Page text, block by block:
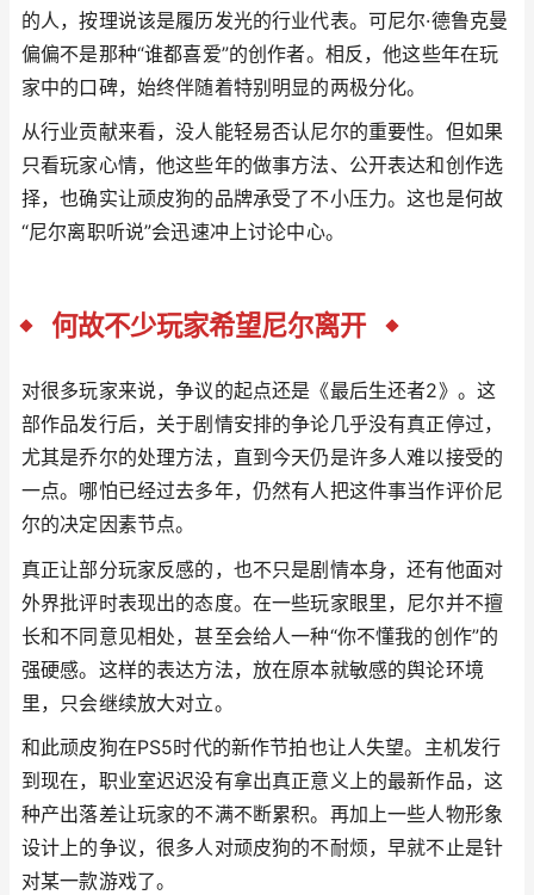
的人，按理说该是履历发光的行业代表。可尼尔·德鲁克曼
偏偏不是那种“谁都喜爱”的创作者。相反，他这些年在玩
家中的口碑，始终伴随着特别明显的两极分化。
从行业贡献来看，没人能轻易否认尼尔的重要性。但如果
只看玩家心情，他这些年的做事方法、公开表达和创作选
择，也确实让顽皮狗的品牌承受了不小压力。这也是何故
“尼尔离职听说”会迅速冲上讨论中心。
何故不少玩家希望尼尔离开
对很多玩家来说，争议的起点还是《最后生还者2》。这
部作品发行后，关于剧情安排的争论几乎没有真正停过，
尤其是乔尔的处理方法，直到今天仍是许多人难以接受的
一点。哪怕已经过去多年，仍然有人把这件事当作评价尼
尔的决定因素节点。
真正让部分玩家反感的，也不只是剧情本身，还有他面对
外界批评时表现出的态度。在一些玩家眼里，尼尔并不擅
长和不同意见相处，甚至会给人一种“你不懂我的创作”的
强硬感。这样的表达方法，放在原本就敏感的舆论环境
里，只会继续放大对立。
和此顽皮狗在PS5时代的新作节拍也让人失望。主机发行
到现在，职业室迟迟没有拿出真正意义上的最新作品，这
种产出落差让玩家的不满不断累积。再加上一些人物形象
设计上的争议，很多人对顽皮狗的不耐烦，早就不止是针
对某一款游戏了。